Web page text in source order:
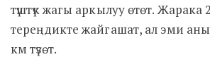
түштүк жагы аркылуу өтөт. Жарака
тереңдикте жайгашат, ал эми
км түзөт.